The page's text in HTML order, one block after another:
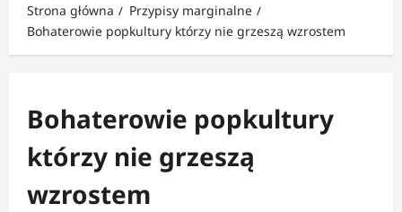
Strona główna
Przypisy marginalne
Bohaterowie popkultury którzy nie grzeszą wzrostem
Bohaterowie popkultury
którzy nie grzeszą
wzrostem